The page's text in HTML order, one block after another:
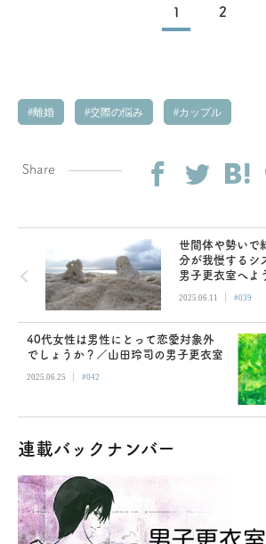
1 2
離婚 交際の悩み カップル
Share
世間体や勢いで
分が我慢するシ
男子更衣室へよ
2025.06.11 | #039
40代女性は男性にとって恋愛対象外
でしょうか？／山田玲司の男子更衣室
2025.06.25 | #042
連載バックナンバー